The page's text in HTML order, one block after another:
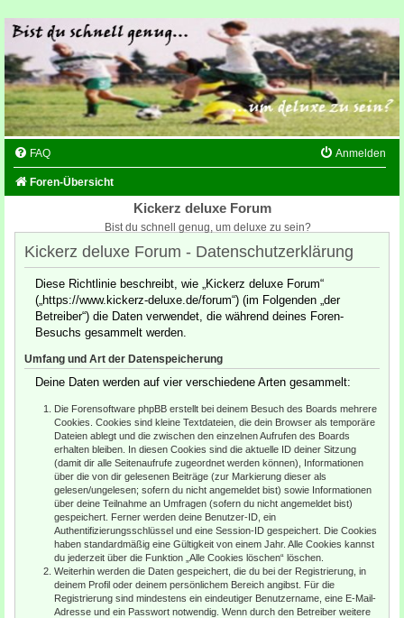
FAQ Anmelden
Foren-Übersicht
Kickerz deluxe Forum
Bist du schnell genug, um deluxe zu sein?
Kickerz deluxe Forum - Datenschutzerklärung
Diese Richtlinie beschreibt, wie „Kickerz deluxe Forum“
(„https://www.kickerz-deluxe.de/forum“) (im Folgenden „der
Betreiber“) die Daten verwendet, die während deines Foren-
Besuchs gesammelt werden.
Umfang und Art der Datenspeicherung
Deine Daten werden auf vier verschiedene Arten gesammelt:
Die Forensoftware phpBB erstellt bei deinem Besuch des Boards mehrere
Cookies. Cookies sind kleine Textdateien, die dein Browser als temporäre
Dateien ablegt und die zwischen den einzelnen Aufrufen des Boards
erhalten bleiben. In diesen Cookies sind die aktuelle ID deiner Sitzung
(damit dir alle Seitenaufrufe zugeordnet werden können), Informationen
über die von dir gelesenen Beiträge (zur Markierung dieser als
gelesen/ungelesen; sofern du nicht angemeldet bist) sowie Informationen
über deine Teilnahme an Umfragen (sofern du nicht angemeldet bist)
gespeichert. Ferner werden deine Benutzer-ID, ein
Authentifizierungsschlüssel und eine Session-ID gespeichert. Die Cookies
haben standardmäßig eine Gültigkeit von einem Jahr. Alle Cookies kannst
du jederzeit über die Funktion „Alle Cookies löschen“ löschen.
Weiterhin werden die Daten gespeichert, die du bei der Registrierung, in
deinem Profil oder deinem persönlichem Bereich angibst. Für die
Registrierung sind mindestens ein eindeutiger Benutzername, eine E-Mail-
Adresse und ein Passwort notwendig. Wenn durch den Betreiber weitere